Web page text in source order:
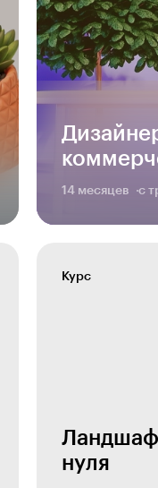
14 месяцев с
Курс
нуля